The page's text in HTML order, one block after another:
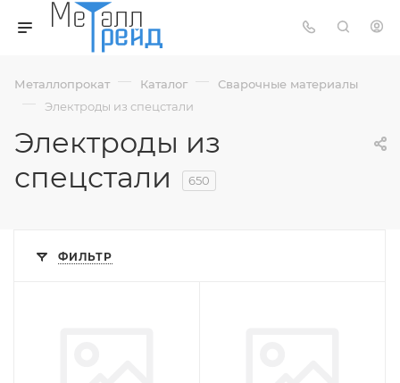
Металлопрокат — Каталог — Сварочные материалы
— Электроды из спецстали
Электроды из
спецстали
650
ФИЛЬТР